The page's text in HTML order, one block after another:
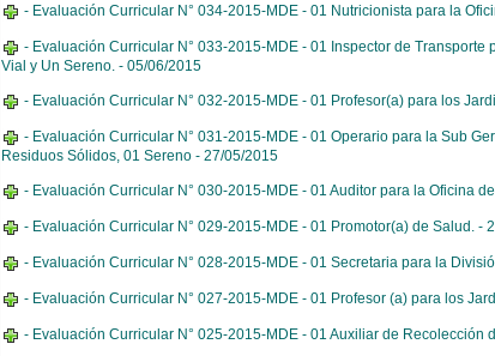
- Evaluación Curricular N° 034-2015-MDE - 01 Nutricionista para la
- Evaluación Curricular N° 033-2015-MDE - 01 Inspector de
Vial y Un Sereno. - 05/06/2015
- Evaluación Curricular N° 032-2015-MDE - 01 Profesor(a) para los
- Evaluación Curricular N° 031-2015-MDE - 01 Operario para la Sub
Residuos Sólidos, 01 Sereno - 27/05/2015
- Evaluación Curricular N° 030-2015-MDE - 01 Auditor para la Oficina
- Evaluación Curricular N° 029-2015-MDE - 01 Promotor(a) de Salud. -
- Evaluación Curricular N° 028-2015-MDE - 01 Secretaria para la
- Evaluación Curricular N° 027-2015-MDE - 01 Profesor (a) para los
- Evaluación Curricular N° 025-2015-MDE - 01 Auxiliar de